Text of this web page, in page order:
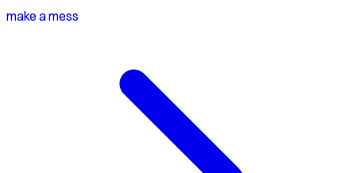
make a mess